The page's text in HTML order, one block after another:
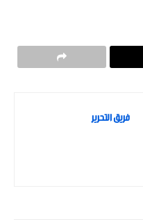
فريق التحرير